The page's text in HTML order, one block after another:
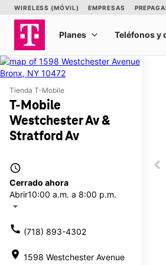
Tienda T-Mobile
T-Mobile
Westchester Av &
Stratford Av
access_time
Cerrado ahora
Abrir10:00 a.m. a 8:00 p.m.
arrow_drop_down
call (718) 893-4302
location_on 1598 Westchester Avenue